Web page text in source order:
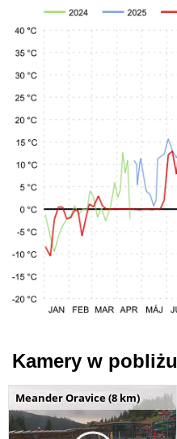
Kamery w pobliżu
Meander Oravice (8 km)